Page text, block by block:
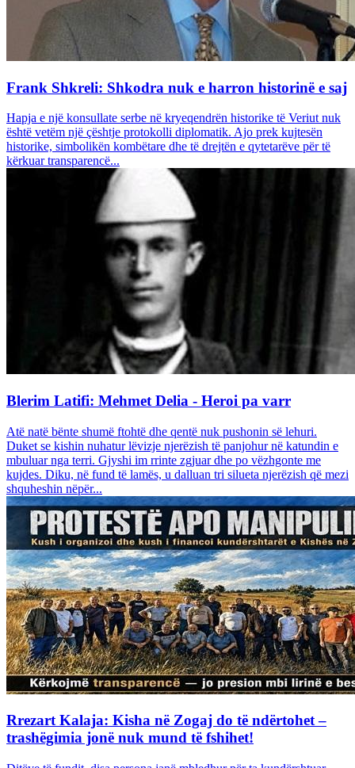
Frank Shkreli: Shkodra nuk e harron historinë e saj
Hapja e një konsullate serbe në kryeqendrën historike të Veriut nuk
është vetëm një çështje protokolli diplomatik. Ajo prek kujtesën
historike, simbolikën kombëtare dhe të drejtën e qytetarëve për të
kërkuar transparencë...
Blerim Latifi: Mehmet Delia - Heroi pa varr
Atë natë bënte shumë ftohtë dhe qentë nuk pushonin së lehuri.
Duket se kishin nuhatur lëvizje njerëzish të panjohur në katundin e
mbuluar nga terri. Gjyshi im rrinte zgjuar dhe po vëzhgonte me
kujdes. Diku, në fund të lamës, u dalluan tri silueta njerëzish që mezi
shquheshin nëpër...
Rrezart Kalaja: Kisha në Zogaj do të ndërtohet –
trashëgimia jonë nuk mund të fshihet!